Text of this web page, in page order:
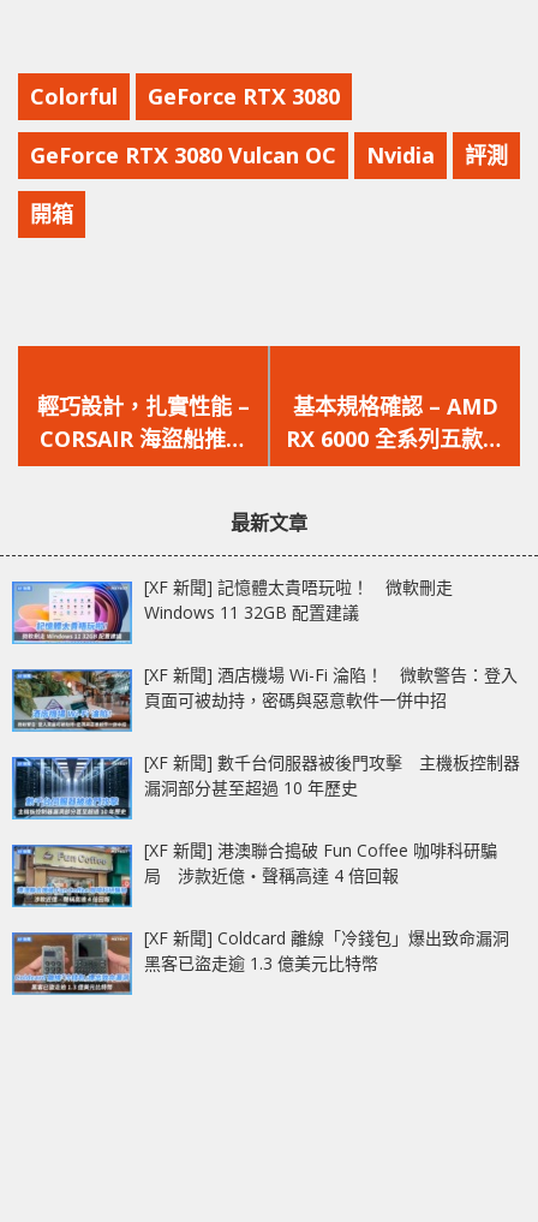
Colorful GeForce RTX 3080
GeForce RTX 3080 Vulcan OC Nvidia 評測
開箱
一
篇
文
輕巧設計，扎實性能 –
CORSAIR 海盜船推出
KATAR PRO 遊戲滑鼠
一
篇
文
基本規格確認 – AMD
RX 6000 全系列五款型
號、規格曝光
最新文章
[XF 新聞] 記憶體太貴唔玩啦！ 微軟刪走
Windows 11 32GB 配置建議
[XF 新聞] 酒店機場 Wi-Fi 淪陷！ 微軟警告：登入
頁面可被劫持，密碼與惡意軟件一併中招
[XF 新聞] 數千台伺服器被後門攻擊 主機板控制器
漏洞部分甚至超過 10 年歷史
[XF 新聞] 港澳聯合搗破 Fun Coffee 咖啡科研騙
局 涉款近億‧聲稱高達 4 倍回報
[XF 新聞] Coldcard 離線「冷錢包」爆出致命漏洞
黑客已盜走逾 1.3 億美元比特幣